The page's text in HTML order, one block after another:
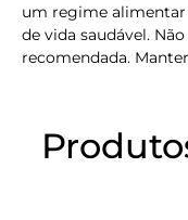
um regime
de vida saudável.
recomendada.